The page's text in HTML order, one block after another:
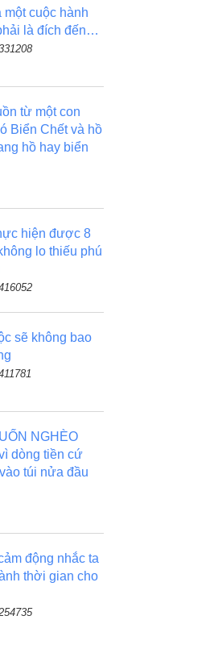
một cuộc hành
là đích đến…
từ một con
Biển Chết và hồ
hồ hay biển
hiện được 8
lo thiếu phú
sẽ không bao
NGHÈO
dòng tiền cứ
túi nửa đầu
động nhắc ta
thời gian cho